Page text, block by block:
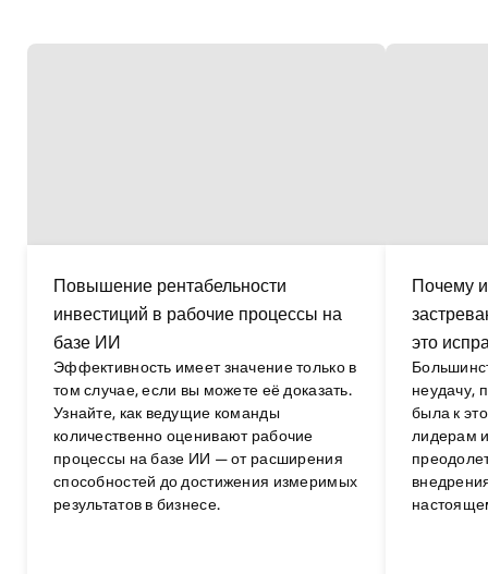
Повышение рентабельности
инвестиций в рабочие процессы на
базе ИИ
Эффективность имеет значение только в
том случае, если вы можете её доказать.
Узнайте, как ведущие команды
количественно оценивают рабочие
процессы на базе ИИ — от расширения
способностей до достижения измеримых
результатов в бизнесе.
Почему
это
неудачу,
была к
лидерам